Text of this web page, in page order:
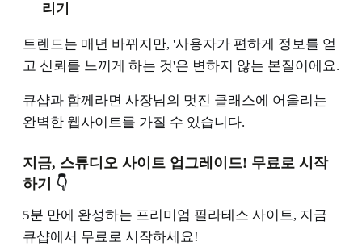
리기
트렌드는 매년 바뀌지만, '사용자가 편하게 정보를 얻
고 신뢰를 느끼게 하는 것'은 변하지 않는 본질이에요.
큐샵과 함께라면 사장님의 멋진 클래스에 어울리는
완벽한 웹사이트를 가질 수 있습니다.
지금, 스튜디오 사이트 업그레이드! 무료로 시작
하기 👇
5분 만에 완성하는 프리미엄 필라테스 사이트, 지금
큐샵에서 무료로 시작하세요!